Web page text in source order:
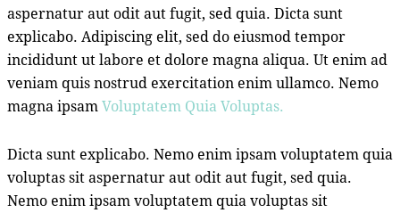
aspernatur aut odit aut fugit, sed quia. Dicta sunt
explicabo. Adipiscing elit, sed do eiusmod tempor
incididunt ut labore et dolore magna aliqua. Ut enim ad
veniam quis nostrud exercitation enim ullamco. Nemo
magna ipsamVoluptatem Quia Voluptas.
Dicta sunt explicabo. Nemo enim ipsam voluptatem quia
voluptas sit aspernatur aut odit aut fugit, sed quia.
Nemo enim ipsam voluptatem quia voluptas sit